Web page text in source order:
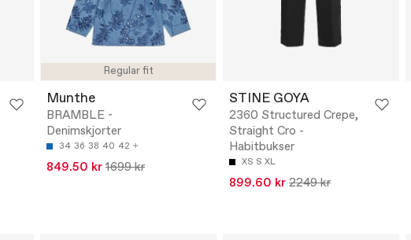
Regular fit
Munthe
BRAMBLE -
Denimskjorter
34 36 38 40 42
849.50 kr 1699 kr
STINE GOYA
2360 Structured Crepe,
Straight Cro -
Habitbukser
XS S XL
899.60 kr 2249 kr